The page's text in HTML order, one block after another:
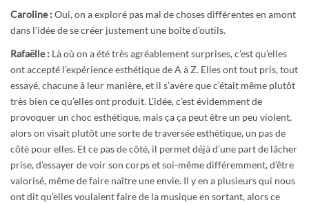
Caroline :Oui, on a exploré pas mal de choses différentes en amont
dans l’idée de se créer justement une boîte d’outils.
Rafaëlle : Là où on a été très agréablement surprises, c’est qu’elles
ont accepté l’expérience esthétique de A à Z. Elles ont tout pris, tout
essayé, chacune à leur manière, et il s’avère que c’était même plutôt
très bien ce qu’elles ont produit. L’idée, c’est évidemment de
provoquer un choc esthétique, mais ça ça peut être un peu violent,
alors on visait plutôt une sorte de traversée esthétique, un pas de
côté pour elles. Et ce pas de côté, il permet déjà d’une part de lâcher
prise, d’essayer de voir son corps et soi-même différemment, d’être
valorisé, même de faire naître une envie. Il y en a plusieurs qui nous
ont dit qu’elles voulaient faire de la musique en sortant, alors ce